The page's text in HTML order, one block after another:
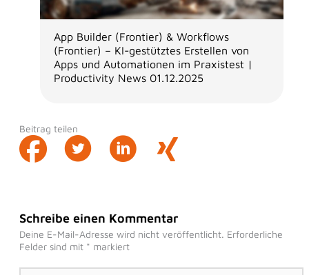
App Builder (Frontier) & Workflows
(Frontier) – KI-gestütztes Erstellen von
Apps und Automationen im Praxistest |
Productivity News 01.12.2025
Beitrag teilen
Schreibe einen Kommentar
Deine E-Mail-Adresse wird nicht veröffentlicht. Erforderliche
Felder sind mit * markiert